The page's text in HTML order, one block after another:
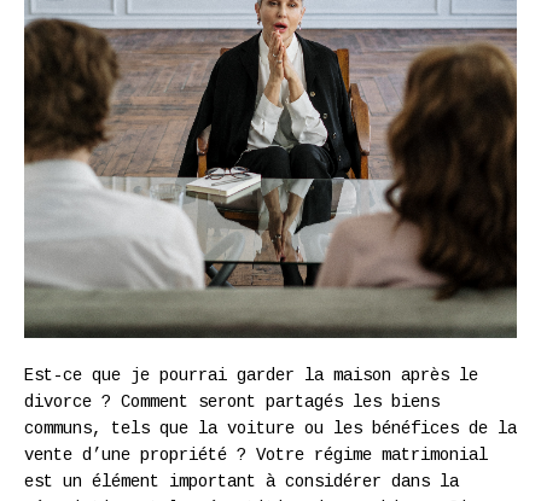
Est-ce que je pourrai garder la maison après le
divorce ? Comment seront partagés les biens
communs, tels que la voiture ou les bénéfices de la
vente d’une propriété ? Votre régime matrimonial
est un élément important à considérer dans la